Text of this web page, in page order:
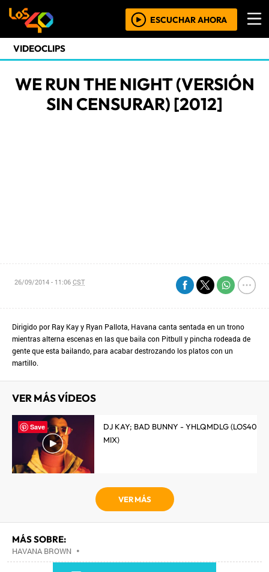
ESCUCHAR AHORA
VIDEOCLIPS
WE RUN THE NIGHT (VERSIÓN
SIN CENSURAR) [2012]
26/09/2014 - 11:06CST
Dirigido por Ray Kay y Ryan Pallota, Havana canta sentada en un trono
mientras alterna escenas en las que baila con Pitbull y pincha rodeada de
gente que esta bailando, para acabar destrozando los platos con un
martillo.
VER MÁS VÍDEOS
DJ KAY; BAD BUNNY - YHLQMDLG (LOS40
MIX)
VER MÁS
MÁS SOBRE:
HAVANA BROWN •
Save